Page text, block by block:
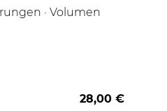
· Volumen
28,00 €